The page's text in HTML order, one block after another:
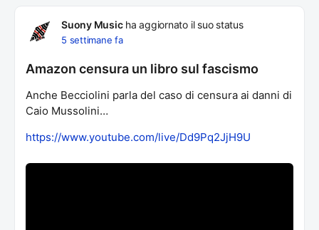
Suony Musicha aggiornato il suo status
5 settimane fa
Amazon censura un libro sul fascismo
Anche Becciolini parla del caso di censura ai danni di
Caio Mussolini…
https://www.youtube.com/live/Dd9Pq2JjH9U